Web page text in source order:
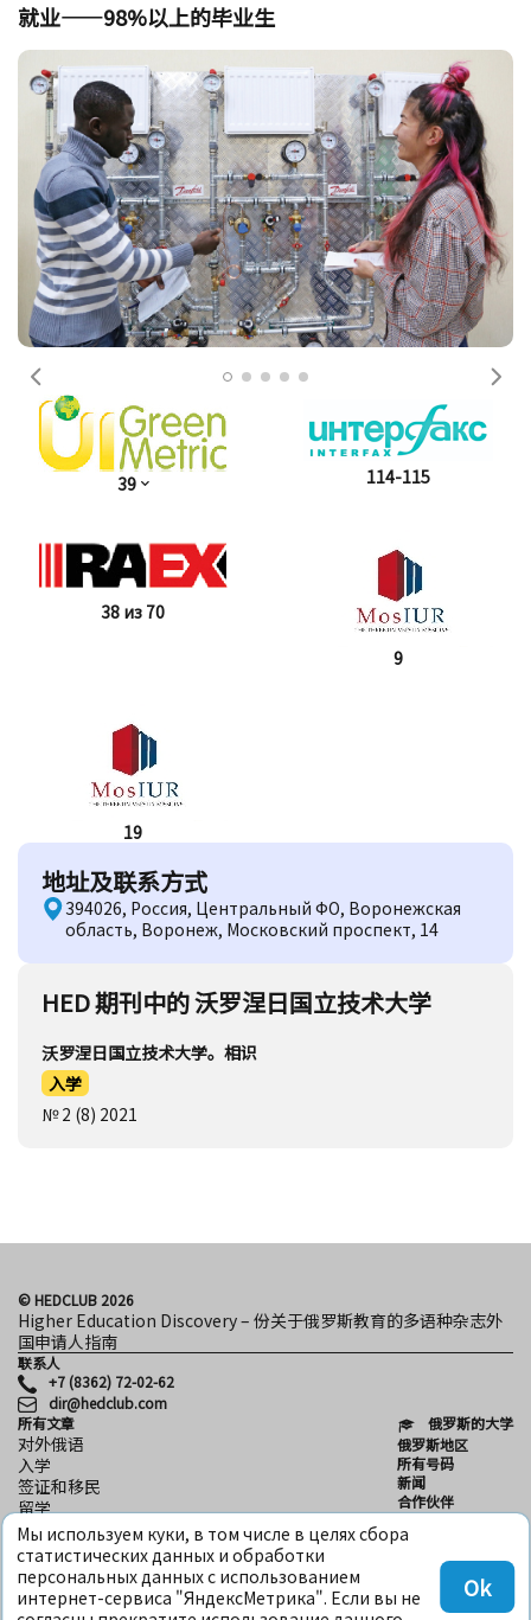
就业——98%以上的毕业生
前一个 下
39 114-115
38 из 70
9
19
地址及联系方式
394026, Россия, Центральный ФО, Воронежская
область, Воронеж, Московский проспект, 14
HED 期刊中的 沃罗涅日国立技术大学
沃罗涅日国立技术大学。相识
入学
№ 2 (8) 2021
© HEDCLUB 2026
Higher Education Discovery – 份关于俄罗斯教育的多语种杂志外
国申请人指南
联系人
+7 (8362) 72-02-62
dir@hedclub.com
所有文章
对外俄语
入学
签证和移民
留学
科学
HED_people
俄罗斯之家
地区
文化
俄罗斯的大学
俄罗斯地区
所有号码
新闻
合作伙伴
用户协议
保密性
Мы используем куки, в том числе в целях сбора
статистических данных и обработки
персональных данных с использованием
интернет-сервиса "ЯндексМетрика". Если вы не
Ok